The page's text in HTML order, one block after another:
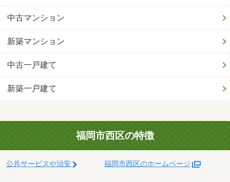
中古マンション
新築マンション
中古一戸建て
新築一戸建て
福岡市西区の特徴
公共サービスや治安 福岡市西区のホームページ